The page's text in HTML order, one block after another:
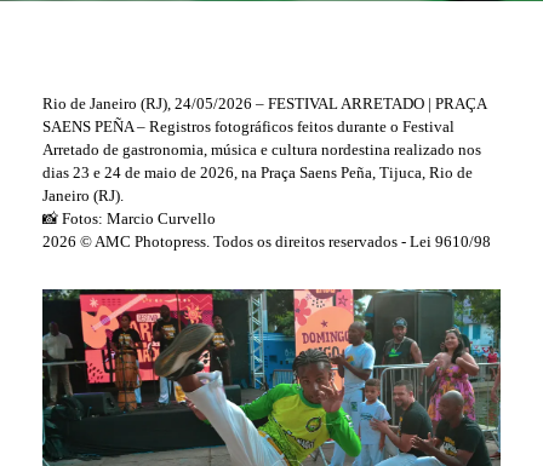
Rio de Janeiro (RJ), 24/05/2026 – FESTIVAL ARRETADO | PRAÇA
SAENS PEÑA – Registros fotográficos feitos durante o Festival
Arretado de gastronomia, música e cultura nordestina realizado nos
dias 23 e 24 de maio de 2026, na Praça Saens Peña, Tijuca, Rio de
Janeiro (RJ).
📸 Fotos: Marcio Curvello
2026 © AMC Photopress. Todos os direitos reservados - Lei 9610/98